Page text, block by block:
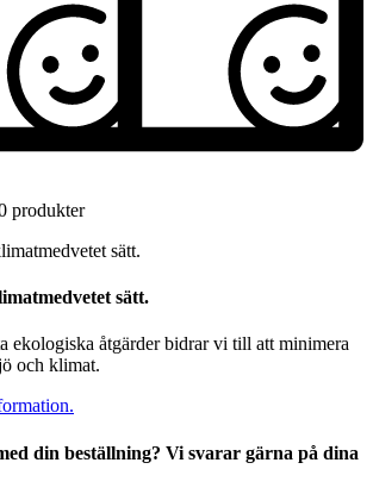
produkter
sätt.
ekologiska åtgärder bidrar vi till att minimera
och klimat.
din beställning? Vi svarar gärna på dina